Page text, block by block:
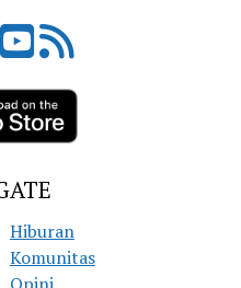
Hiburan
Komunitas